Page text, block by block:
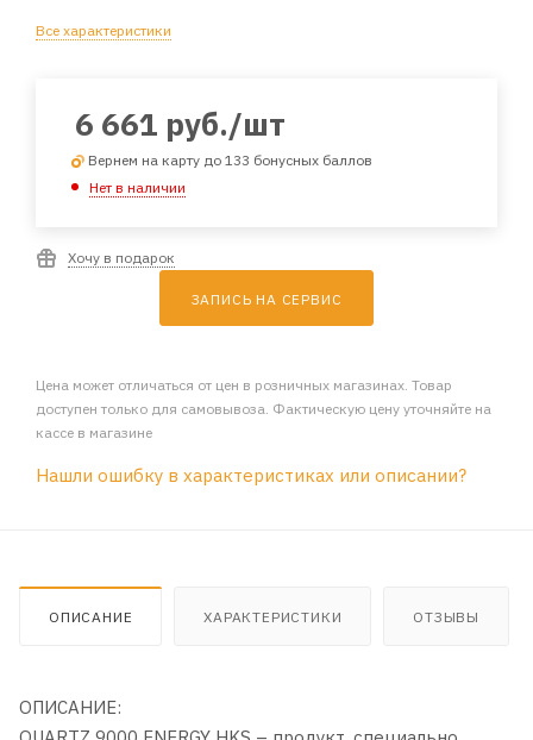
Все характеристики
6 661 руб./шт
Вернем на карту до 133 бонусных баллов
Нет в наличии
Хочу в подарок
ЗАПИСЬ НА СЕРВИС
Цена может отличаться от цен в розничных магазинах. Товар
доступен только для самовывоза. Фактическую цену уточняйте на
кассе в магазине
Нашли ошибку в характеристиках или описании?
ОПИСАНИЕ ХАРАКТЕРИСТИКИ ОТЗЫВЫ
ОПИСАНИЕ: